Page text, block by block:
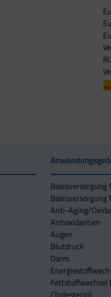
Basisversorgung
Basisversorgung
Anti-Aging/
Antioxidantien
Augen
Blutdruck
Darm
Fettstoffwechsel